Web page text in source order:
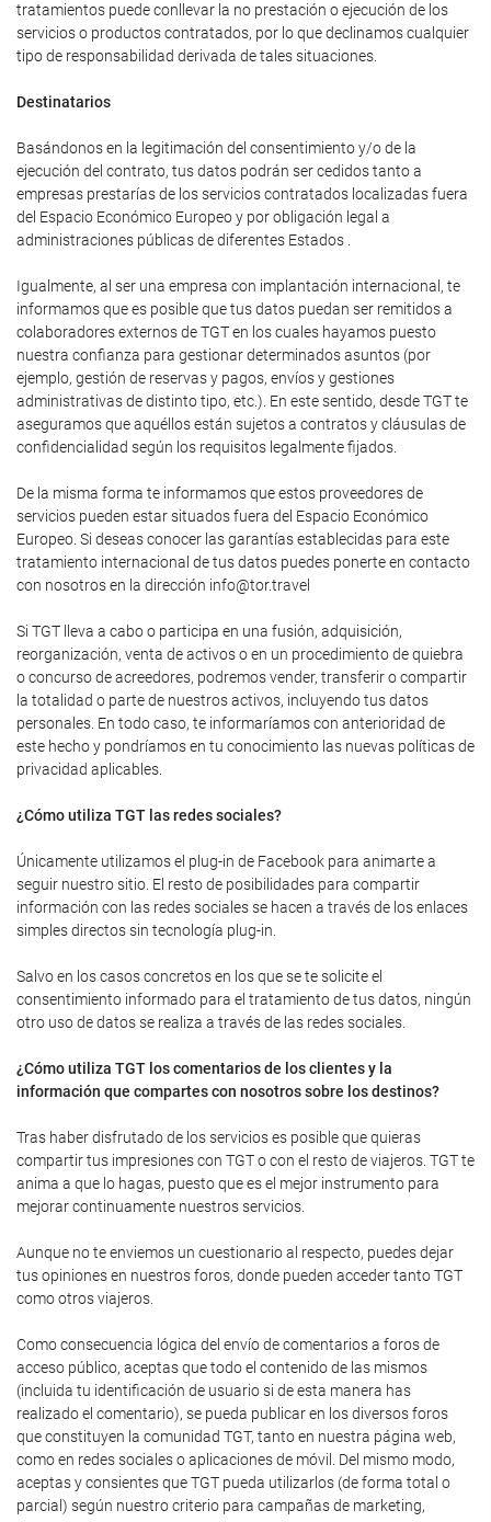
tratamientos puede conllevar la no prestación o ejecución de los
servicios o productos contratados, por lo que declinamos cualquier
tipo de responsabilidad derivada de tales situaciones.
Destinatarios
Basándonos en la legitimación del consentimiento y/o de la
ejecución del contrato, tus datos podrán ser cedidos tanto a
empresas prestarías de los servicios contratados localizadas fuera
del Espacio Económico Europeo y por obligación legal a
administraciones públicas de diferentes Estados .
Igualmente, al ser una empresa con implantación internacional, te
informamos que es posible que tus datos puedan ser remitidos a
colaboradores externos de TGT en los cuales hayamos puesto
nuestra confianza para gestionar determinados asuntos (por
ejemplo, gestión de reservas y pagos, envíos y gestiones
administrativas de distinto tipo, etc.). En este sentido, desde TGT te
aseguramos que aquéllos están sujetos a contratos y cláusulas de
confidencialidad según los requisitos legalmente fijados.
De la misma forma te informamos que estos proveedores de
servicios pueden estar situados fuera del Espacio Económico
Europeo. Si deseas conocer las garantías establecidas para este
tratamiento internacional de tus datos puedes ponerte en contacto
con nosotros en la dirección info@tor.travel
Si TGT lleva a cabo o participa en una fusión, adquisición,
reorganización, venta de activos o en un procedimiento de quiebra
o concurso de acreedores, podremos vender, transferir o compartir
la totalidad o parte de nuestros activos, incluyendo tus datos
personales. En todo caso, te informaríamos con anterioridad de
este hecho y pondríamos en tu conocimiento las nuevas políticas de
privacidad aplicables.
¿Cómo utiliza TGT las redes sociales?
Únicamente utilizamos el plug-in de Facebook para animarte a
seguir nuestro sitio. El resto de posibilidades para compartir
información con las redes sociales se hacen a través de los enlaces
simples directos sin tecnología plug-in.
Salvo en los casos concretos en los que se te solicite el
consentimiento informado para el tratamiento de tus datos, ningún
otro uso de datos se realiza a través de las redes sociales.
¿Cómo utiliza TGT los comentarios de los clientes y la
información que compartes con nosotros sobre los destinos?
Tras haber disfrutado de los servicios es posible que quieras
compartir tus impresiones con TGT o con el resto de viajeros. TGT te
anima a que lo hagas, puesto que es el mejor instrumento para
mejorar continuamente nuestros servicios.
Aunque no te enviemos un cuestionario al respecto, puedes dejar
tus opiniones en nuestros foros, donde pueden acceder tanto TGT
como otros viajeros.
Como consecuencia lógica del envío de comentarios a foros de
acceso público, aceptas que todo el contenido de las mismos
(incluida tu identificación de usuario si de esta manera has
realizado el comentario), se pueda publicar en los diversos foros
que constituyen la comunidad TGT, tanto en nuestra página web,
como en redes sociales o aplicaciones de móvil. Del mismo modo,
aceptas y consientes que TGT pueda utilizarlos (de forma total o
parcial) según nuestro criterio para campañas de marketing,